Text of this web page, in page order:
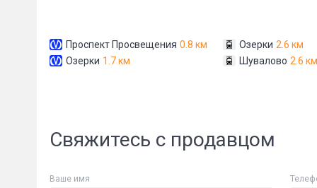
Проспект Просвещения 0.8 км
Озерки 1.7 км
Озерки 2.6 км
Шувалово 2.6 км
Свяжитесь с продавцом
Ваше имя